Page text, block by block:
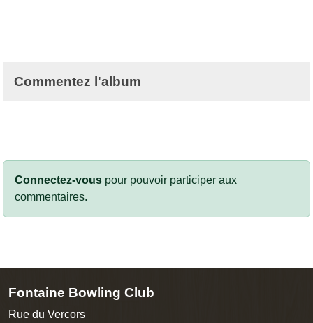
Commentez l'album
Connectez-vous pour pouvoir participer aux
commentaires.
Fontaine Bowling Club
Rue du Vercors